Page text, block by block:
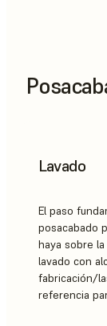
Lavado
El paso
posacabado
haya sobre
lavado con
fabricación/
referencia